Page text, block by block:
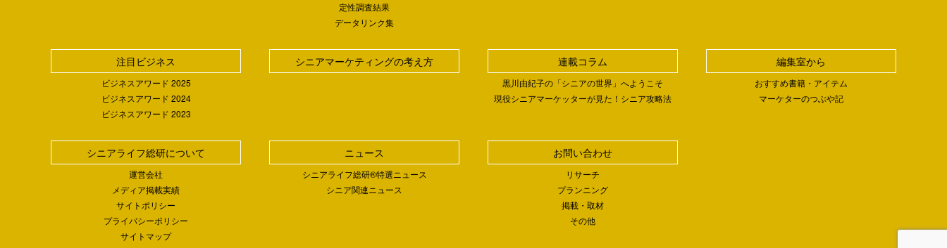
定性調査結果
データリンク集
注目ビジネス
ビジネスアワード 2025
ビジネスアワード 2024
ビジネスアワード 2023
シニアマーケティングの考え方 連載コラム
黒川由紀子の「シニアの世界」へようこそ
現役シニアマーケッターが見た！シニア攻略法
編集室から
おすすめ書籍・アイテム
マーケターのつぶや記
シニアライフ総研について
運営会社
メディア掲載実績
サイトポリシー
プライバシーポリシー
サイトマップ
ニュース
シニアライフ総研®特選ニュース
シニア関連ニュース
お問い合わせ
リサーチ
プランニング
掲載・取材
その他